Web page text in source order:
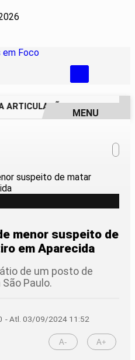
PARA
MENU
menor suspeito de
em Aparecida
de um posto de
Paulo.
- Atl. 03/09/2024 11:52
A- A+